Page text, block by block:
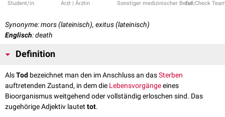
Student/in Arzt | Ärztin Sonstiger medizinischer BerufDocCheck
Synonyme: mors (lateinisch), exitus (lateinisch)
Englisch: death
Definition
AlsTod bezeichnet man den im Anschluss an dasSterben
auftretenden Zustand, in dem die Lebensvorgängeeines
Bioorganismus weitgehend oder vollständig erloschen sind. Das
zugehörige Adjektiv lautettot.